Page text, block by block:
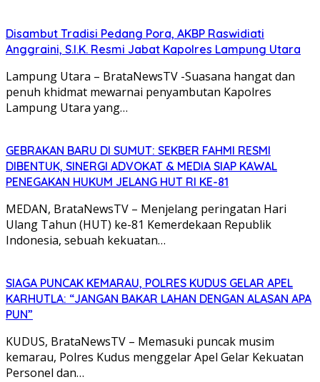
Disambut Tradisi Pedang Pora, AKBP Raswidiati
Anggraini, S.I.K. Resmi Jabat Kapolres Lampung Utara
Lampung Utara – BrataNewsTV -Suasana hangat dan
penuh khidmat mewarnai penyambutan Kapolres
Lampung Utara yang…
GEBRAKAN BARU DI SUMUT: SEKBER FAHMI RESMI
DIBENTUK, SINERGI ADVOKAT & MEDIA SIAP KAWAL
PENEGAKAN HUKUM JELANG HUT RI KE-81
MEDAN, BrataNewsTV – Menjelang peringatan Hari
Ulang Tahun (HUT) ke-81 Kemerdekaan Republik
Indonesia, sebuah kekuatan…
SIAGA PUNCAK KEMARAU, POLRES KUDUS GELAR APEL
KARHUTLA: “JANGAN BAKAR LAHAN DENGAN ALASAN APA
PUN”
KUDUS, BrataNewsTV – Memasuki puncak musim
kemarau, Polres Kudus menggelar Apel Gelar Kekuatan
Personel dan…